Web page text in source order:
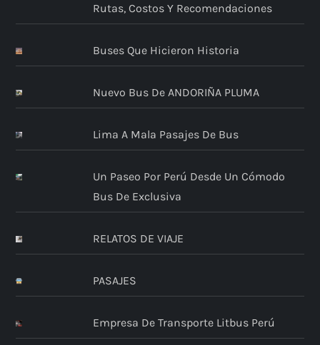
Rutas, Costos Y Recomendaciones
Buses Que Hicieron Historia
Nuevo Bus De ANDORIÑA PLUMA
Lima A Mala Pasajes De Bus
Un Paseo Por Perú Desde Un Cómodo
Bus De Exclusiva
RELATOS DE VIAJE
PASAJES
Empresa De Transporte Litbus Perú